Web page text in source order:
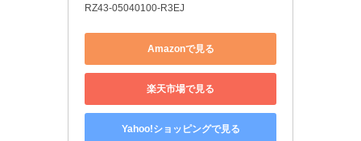
RZ43-05040100-R3EJ
Amazonで見る
楽天市場で見る
Yahoo!ショッピングで見る